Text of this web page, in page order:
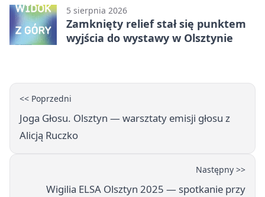
5 sierpnia 2026
Zamknięty relief stał się punktem
wyjścia do wystawy w Olsztynie
<< Poprzedni
Joga Głosu. Olsztyn — warsztaty emisji głosu z
Alicją Ruczko
Następny >>
Wigilia ELSA Olsztyn 2025 — spotkanie przy